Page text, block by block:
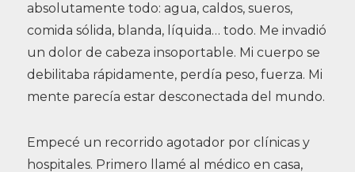
absolutamente todo: agua, caldos, sueros,
comida sólida, blanda, líquida… todo. Me invadió
un dolor de cabeza insoportable. Mi cuerpo se
debilitaba rápidamente, perdía peso, fuerza. Mi
mente parecía estar desconectada del mundo.
Empecé un recorrido agotador por clínicas y
hospitales. Primero llamé al médico en casa,